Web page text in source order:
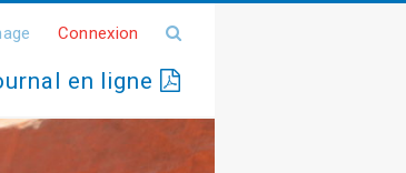
Connexion
en ligne